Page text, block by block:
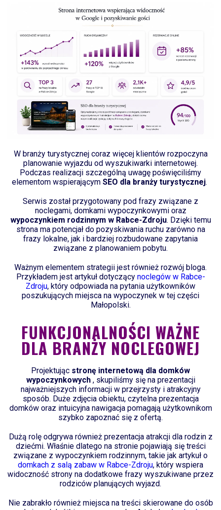
W branży turystycznej coraz więcej klientów rozpoczyna
planowanie wyjazdu od wyszukiwarki internetowej.
Podczas realizacji szczególną uwagę poświęciliśmy
elementom wspierającym SEO dla branży turystycznej.
Serwis został przygotowany pod frazy związane z
noclegami, domkami wypoczynkowymi oraz
wypoczynkiem rodzinnym w Rabce-Zdroju. Dzięki temu
strona ma potencjał do pozyskiwania ruchu zarówno na
frazy lokalne, jak i bardziej rozbudowane zapytania
związane z planowaniem pobytu.
Ważnym elementem strategii jest również rozwój bloga.
Przykładem jest artykuł dotyczącynoclegów w Rabce-
Zdroju, który odpowiada na pytania użytkowników
poszukujących miejsca na wypoczynek w tej części
Małopolski.
FUNKCJONALNOŚCI WAŻNE
DLA BRANŻY NOCLEGOWEJ
Projektując stronę internetową dla domków
wypoczynkowych, skupiliśmy się na prezentacji
najważniejszych informacji w przejrzysty i atrakcyjny
sposób. Duże zdjęcia obiektu, czytelna prezentacja
domków oraz intuicyjna nawigacja pomagają użytkownikom
szybko zapoznać się z ofertą.
Dużą rolę odgrywa również prezentacja atrakcji dla rodzin z
dziećmi. Właśnie dlatego na stronie pojawiają się treści
związane z wypoczynkiem rodzinnym, takie jak artykuł o
domkach z salą zabaw w Rabce-Zdroju, który wspiera
widoczność strony na dodatkowe frazy wyszukiwane przez
rodziców planujących wyjazd.
Nie zabrakło również miejsca na treści skierowane do osób